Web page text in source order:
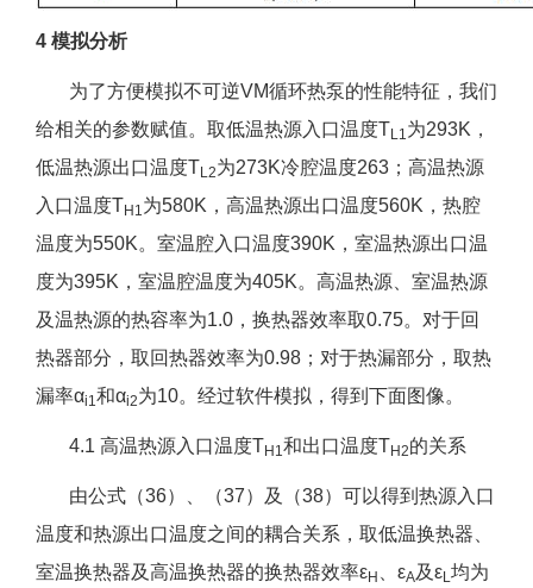
4 模拟分析
为了方便模拟不可逆VM循环热泵的性能特征，我们
给相关的参数赋值。取低温热源入口温度TL1为293K，
低温热源出口温度TL2为273K冷腔温度263；高温热源
入口温度TH1为580K，高温热源出口温度560K，热腔
温度为550K。室温腔入口温度390K，室温热源出口温
度为395K，室温腔温度为405K。高温热源、室温热源
及温热源的热容率为1.0，换热器效率取0.75。对于回
热器部分，取回热器效率为0.98；对于热漏部分，取热
漏率αi1和αi2为10。经过软件模拟，得到下面图像。
4.1 高温热源入口温度TH1和出口温度TH2的关系
由公式（36）、（37）及（38）可以得到热源入口
温度和热源出口温度之间的耦合关系，取低温换热器、
室温换热器及高温换热器的换热器效率εH 、εA及εL均为